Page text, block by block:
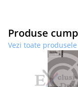
Produse
Vezi toate produsele